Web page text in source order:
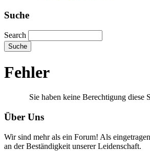
Suche
Search
Fehler
Sie haben keine Berechtigung diese
Über Uns
Wir sind mehr als ein Forum! Als
an der Beständigkeit unserer Leidenschaft.